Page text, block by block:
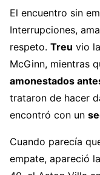
El encuentro sin
Interrupciones,
respeto. Treu vio
McGinn, mientras
amonestados
trataron de hacer
encontró con un
Cuando parecía
empate, apareció la